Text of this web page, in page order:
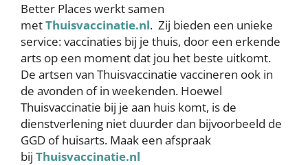
Better Places werkt samen
metThuisvaccinatie.nl. Zij bieden een unieke
service: vaccinaties bij je thuis, door een erkende
arts op een moment dat jou het beste uitkomt.
De artsen van Thuisvaccinatie vaccineren ook in
de avonden of in weekenden. Hoewel
Thuisvaccinatie bij je aan huis komt, is de
dienstverlening niet duurder dan bijvoorbeeld de
GGD of huisarts. Maak een afspraak
bij Thuisvaccinatie.nl